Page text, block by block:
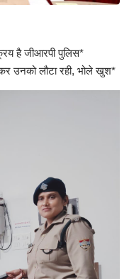
है जीआरपी पुलिस*
उनको लौटा रही, भोले खुश*